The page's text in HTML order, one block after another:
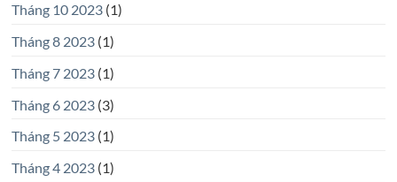
Tháng 10 2023(1)
Tháng 8 2023(1)
Tháng 7 2023(1)
Tháng 6 2023(3)
Tháng 5 2023(1)
Tháng 4 2023(1)